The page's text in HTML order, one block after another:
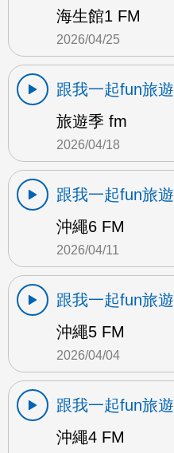
海生館1 FM
2026/04/25
跟我一起fun旅遊
旅遊季 fm
2026/04/18
跟我一起fun旅遊
沖繩6 FM
2026/04/11
跟我一起fun旅遊
沖繩5 FM
2026/04/04
跟我一起fun旅遊
沖繩4 FM